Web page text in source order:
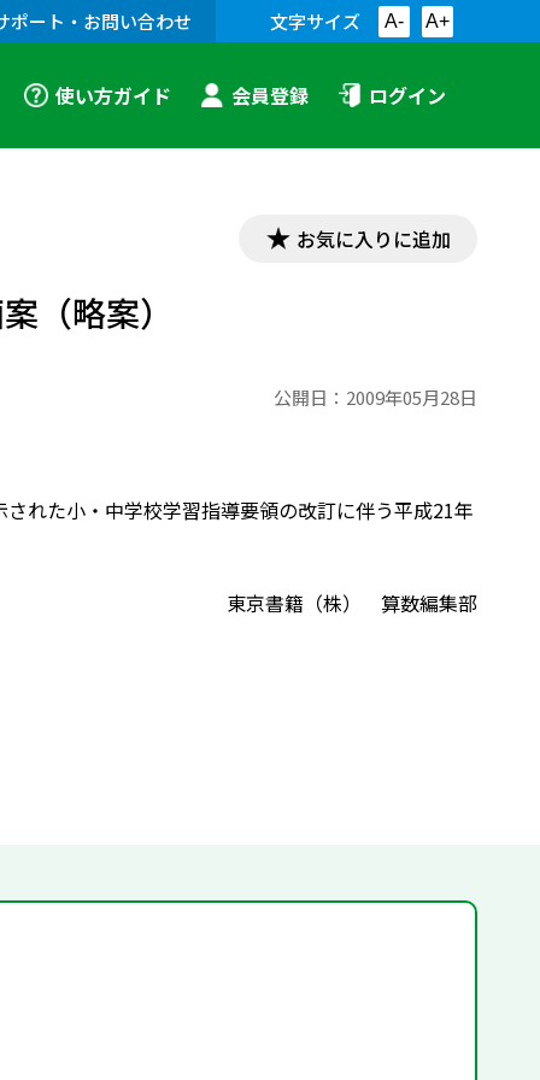
ポート・お問い合わせ 文字サイズ A- A+
使い方ガイド 会員登録 ログイン
お気に入りに追加
（略案）
公開日： 2009年05月28日
れた小・中学校学習指導要領の改訂に伴う平成21年
東京書籍（株） 算数編集部